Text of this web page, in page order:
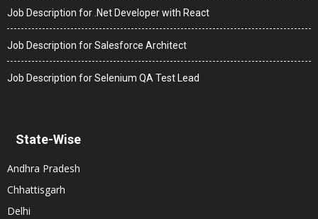
Job Description for .Net Developer with React
Job Description for Salesforce Architect
Job Description for Selenium QA Test Lead
State-Wise
Andhra Pradesh
Chhattisgarh
Delhi